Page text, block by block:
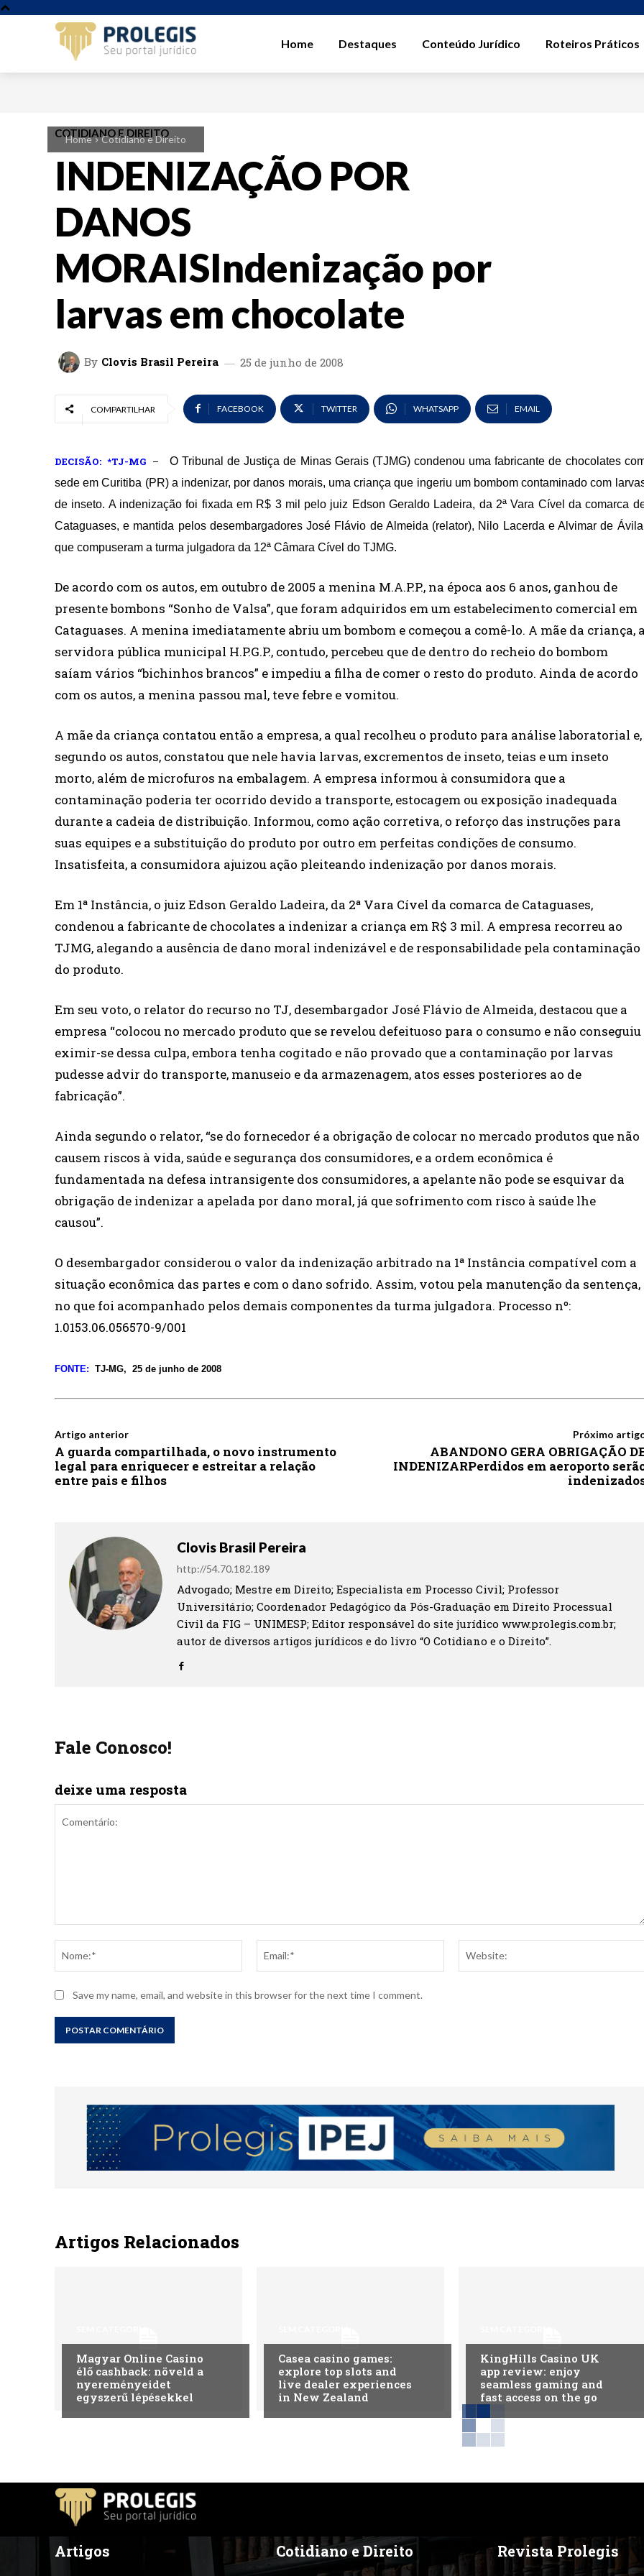
Home Destaques Conteúdo Jurídico Roteiros Práticos
Home Cotidiano e Direito
COTIDIANO E DIREITO
INDENIZAÇÃO POR
DANOS
MORAISIndenização por
larvas em chocolate
By Clovis Brasil Pereira 25 de junho de 2008
COMPARTILHAR FACEBOOK TWITTER WHATSAPP EMAIL
DECISÃO: *TJ-MG –
O Tribunal de Justiça de Minas Gerais (TJMG) condenou uma fabricante de chocolates
sede em Curitiba (PR) a indenizar, por danos morais, uma criança que ingeriu um bombom contaminado com
de inseto. A indenização foi fixada em R$ 3 mil pelo juiz Edson Geraldo Ladeira, da 2ª Vara Cível da comarca
Cataguases, e mantida pelos desembargadores José Flávio de Almeida (relator), Nilo Lacerda e Alvimar de
que compuseram a turma julgadora da 12ª Câmara Cível do TJMG.
De acordo com os autos, em outubro de 2005 a menina M.A.P.P., na época aos 6 anos, ganhou de
presente bombons “Sonho de Valsa”, que foram adquiridos em um estabelecimento comercial em
Cataguases. A menina imediatamente abriu um bombom e começou a comê-lo. A mãe da criança, a
servidora pública municipal H.P.G.P., contudo, percebeu que de dentro do recheio do bombom
saíam vários “bichinhos brancos” e impediu a filha de comer o resto do produto. Ainda de acordo
com os autos, a menina passou mal, teve febre e vomitou.
A mãe da criança contatou então a empresa, a qual recolheu o produto para análise laboratorial e,
segundo os autos, constatou que nele havia larvas, excrementos de inseto, teias e um inseto
morto, além de microfuros na embalagem. A empresa informou à consumidora que a
contaminação poderia ter ocorrido devido a transporte, estocagem ou exposição inadequada
durante a cadeia de distribuição. Informou, como ação corretiva, o reforço das instruções para
suas equipes e a substituição do produto por outro em perfeitas condições de consumo.
Insatisfeita, a consumidora ajuizou ação pleiteando indenização por danos morais.
Em 1ª Instância, o juiz Edson Geraldo Ladeira, da 2ª Vara Cível da comarca de Cataguases,
condenou a fabricante de chocolates a indenizar a criança em R$ 3 mil. A empresa recorreu ao
TJMG, alegando a ausência de dano moral indenizável e de responsabilidade pela contaminação
do produto.
Em seu voto, o relator do recurso no TJ, desembargador José Flávio de Almeida, destacou que a
empresa “colocou no mercado produto que se revelou defeituoso para o consumo e não conseguiu
eximir-se dessa culpa, embora tenha cogitado e não provado que a contaminação por larvas
pudesse advir do transporte, manuseio e da armazenagem, atos esses posteriores ao de
fabricação”.
Ainda segundo o relator, “se do fornecedor é a obrigação de colocar no mercado produtos que não
causem riscos à vida, saúde e segurança dos consumidores, e a ordem econômica é
fundamentada na defesa intransigente dos consumidores, a apelante não pode se esquivar da
obrigação de indenizar a apelada por dano moral, já que sofrimento com risco à saúde lhe
causou”.
O desembargador considerou o valor da indenização arbitrado na 1ª Instância compatível com a
situação econômica das partes e com o dano sofrido. Assim, votou pela manutenção da sentença,
no que foi acompanhado pelos demais componentes da turma julgadora. Processo nº:
1.0153.06.056570-9/001
FONTE: TJ-MG, 25 de junho de 2008
Artigo anterior
A guarda compartilhada, o novo instrumento
legal para enriquecer e estreitar a relação
entre pais e filhos
Próximo
ABANDONO GERA OBRIGAÇÃO
INDENIZARPerdidos em aeroporto
Clovis Brasil Pereira
http://54.70.182.189
Advogado; Mestre em Direito; Especialista em Processo Civil; Professor
Universitário; Coordenador Pedagógico da Pós-Graduação em Direito Processual
Civil da FIG – UNIMESP; Editor responsável do site jurídico www.prolegis.com.br;
autor de diversos artigos jurídicos e do livro “O Cotidiano e o Direito”.
Fale Conosco!
deixe uma resposta
Save my name, email, and website in this browser for the next time I comment.
Artigos Relacionados
Magyar Online Casino
élő cashback: növeld a
nyereményeidet
egyszerű lépésekkel
Casea casino games:
explore top slots and
live dealer experiences
in New Zealand
KingHills Casino UK
app review: enjoy
seamless gaming and
fast access on the go
Artigos Cotidiano e Direito Revista Prolegis